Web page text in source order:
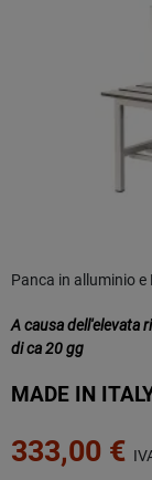
Panca in alluminio
A causa dell'elevata
di ca 20 gg
MADE IN
333,00 €